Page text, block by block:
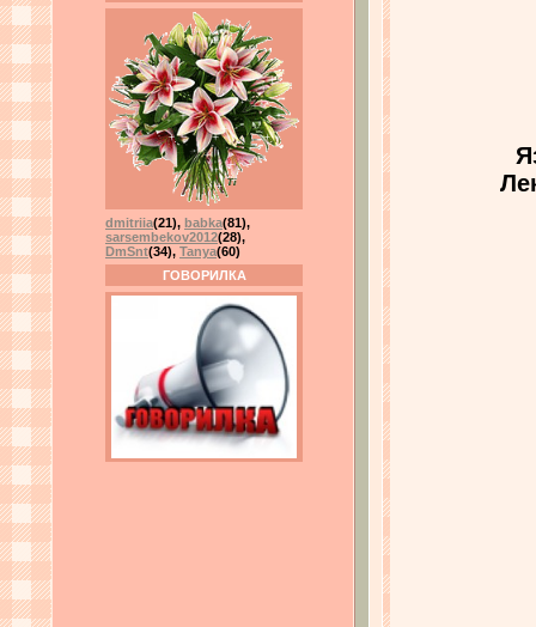
dmitriia(21), babka(81),
sarsembekov2012(28),
DmSnt(34), Tanya(60)
ГОВОРИЛКА